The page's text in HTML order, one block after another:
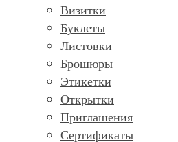
Визитки
Буклеты
Листовки
Брошюры
Этикетки
Открытки
Приглашения
Сертификаты